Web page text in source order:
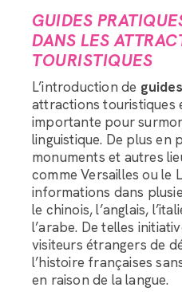
GUIDES
DANS LES
TOURISTIQUES
L’introduction de
attractions touristiques
importante pour
linguistique. De plus en
monuments et autres
comme Versailles ou le
informations dans
le chinois, l’anglais,
l’arabe. De telles
visiteurs étrangers de
l’histoire françaises
en raison de la langue.